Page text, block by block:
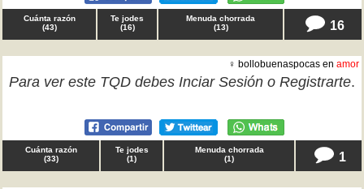
Cuánta razón
(43)
Te jodes
(16)
Menuda chorrada
(13) 16
♀ bollobuenaspocas en amor
Para ver este TQD debes Inciar Sesión o Registrarte.
Cuánta razón
(33)
Te jodes
(1)
Menuda chorrada
(1) 1